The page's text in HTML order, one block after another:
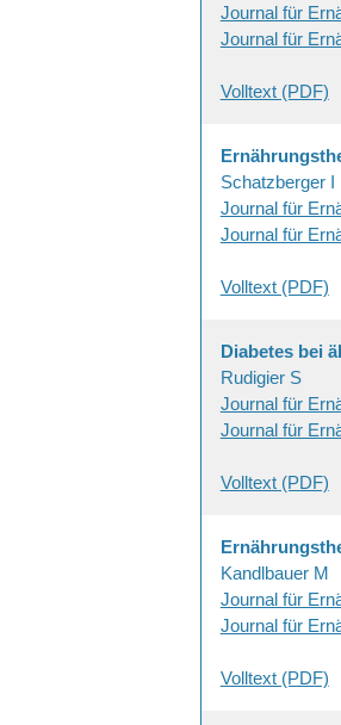
Journal für
Journal für
Volltext (PDF)
Schatzberger I
Journal für
Journal für
Volltext (PDF)
Diabetes bei
Rudigier S
Journal für
Journal für
Volltext (PDF)
Kandlbauer M
Journal für
Journal für
Volltext (PDF)